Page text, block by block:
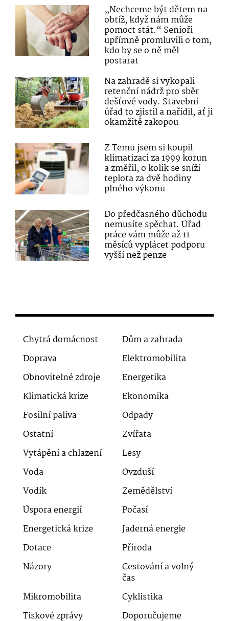
„Nechceme být dětem na
obtíž, když nám může
pomoct stát.“ Senioři
upřímně promluvili o tom,
kdo by se o ně měl
postarat
Na zahradě si vykopali
retenční nádrž pro sběr
dešťové vody. Stavební
úřad to zjistil a nařídil, ať ji
okamžitě zakopou
Z Temu jsem si koupil
klimatizaci za 1999 korun
a změřil, o kolik se sníží
teplota za dvě hodiny
plného výkonu
Do předčasného důchodu
nemusíte spěchat. Úřad
práce vám může až 11
měsíců vyplácet podporu
vyšší než penze
Chytrá domácnost
Dům a zahrada
Doprava
Elektromobilita
Obnovitelné zdroje
Energetika
Klimatická krize
Ekonomika
Fosilní paliva
Odpady
Ostatní
Zvířata
Vytápění a chlazení
Lesy
Voda
Ovzduší
Vodík
Zemědělství
Úspora energií
Počasí
Energetická krize
Jaderná energie
Dotace
Příroda
Názory
Cestování a volný
čas
Mikromobilita
Cyklistika
Tiskové zprávy
Doporučujeme